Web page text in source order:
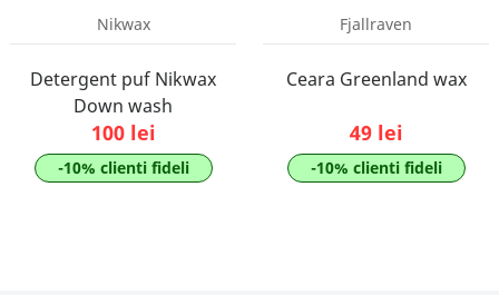
Nikwax
Detergent puf Nikwax
Down wash
100 lei
-10% clienti fideli
Fjallraven
Ceara Greenland wax
49 lei
-10% clienti fideli